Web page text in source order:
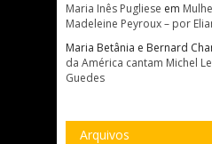
Maria Inês Pugliese em
Madeleine Peyroux – por
Maria Betânia e Bernard
da América cantam Michel
Guedes
Arquivos